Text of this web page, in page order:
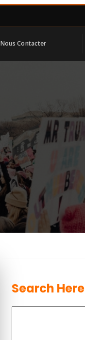
Nous Contacter
Search Here